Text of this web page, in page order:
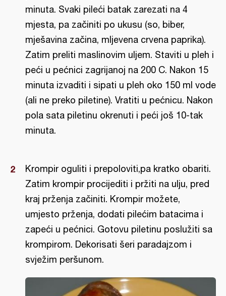
minuta. Svaki pileći batak zarezati na 4
mjesta, pa začiniti po ukusu (so, biber,
mješavina začina, mljevena crvena paprika).
Zatim preliti maslinovim uljem. Staviti u pleh i
peći u pećnici zagrijanoj na 200 C. Nakon 15
minuta izvaditi i sipati u pleh oko 150 ml vode
(ali ne preko piletine). Vratiti u pećnicu. Nakon
pola sata piletinu okrenuti i peći još 10-tak
minuta.
Krompir oguliti i prepoloviti,pa kratko obariti.
Zatim krompir procijediti i pržiti na ulju, pred
kraj prženja začiniti. Krompir možete,
umjesto prženja, dodati pilećim batacima i
zapeći u pećnici. Gotovu piletinu poslužiti sa
krompirom. Dekorisati šeri paradajzom i
svježim peršunom.